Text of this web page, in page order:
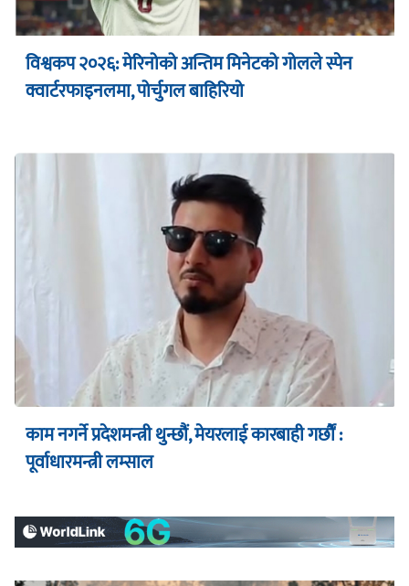
विश्वकप २०२६: मेरिनोको अन्तिम मिनेटको गोलले स्पेन
क्वार्टरफाइनलमा, पोर्चुगल बाहिरियो
काम नगर्ने प्रदेशमन्त्री थुन्छौं, मेयरलाई कारबाही गर्छौं :
पूर्वाधारमन्त्री लम्साल